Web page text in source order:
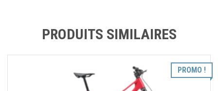
PRODUITS SIMILAIRES
PROMO !